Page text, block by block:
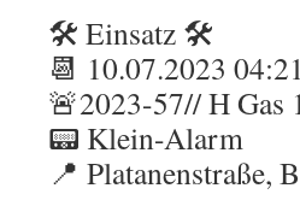
🛠 Einsatz 🛠
📆 10.07.2023 04:21
🚨2023-57// H Gas
📟 Klein-Alarm
📍 Platanenstraße,